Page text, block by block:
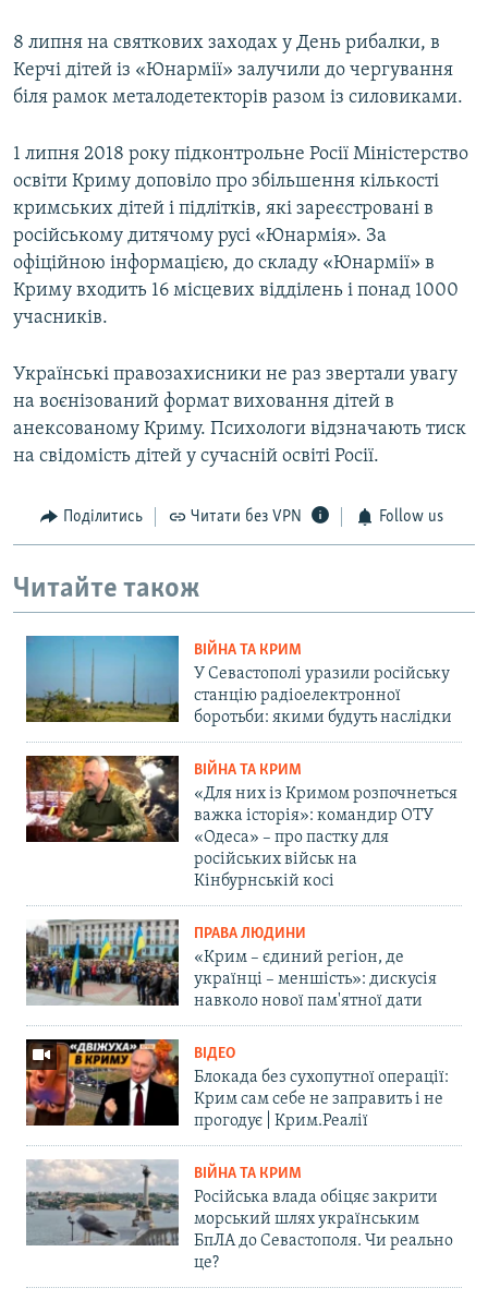
8 липня на святкових заходах у День рибалки, в
Керчі дітей із «Юнармії» залучили до чергування
біля рамок металодетекторів разом із силовиками.
1 липня 2018 року підконтрольне Росії Міністерство
освіти Криму доповіло про збільшення кількості
кримських дітей і підлітків, які зареєстровані в
російському дитячому русі «Юнармія». За
офіційною інформацією, до складу «Юнармії» в
Криму входить 16 місцевих відділень і понад 1000
учасників.
Українські правозахисники не раз звертали увагу
на воєнізований формат виховання дітей в
анексованому Криму. Психологи відзначають тиск
на свідомість дітей у сучасній освіті Росії.
Поділитись Читати без VPN Follow us
Читайте також
ВІЙНА ТА КРИМ
У Севастополі уразили російську
станцію радіоелектронної
боротьби: якими будуть наслідки
ВІЙНА ТА КРИМ
«Для них із Кримом розпочнеться
важка історія»: командир ОТУ
«Одеса» – про пастку для
російських військ на
Кінбурнській косі
ПРАВА ЛЮДИНИ
«Крим – єдиний регіон, де
українці – меншість»: дискусія
навколо нової пам'ятної дати
ВІДЕО
Блокада без сухопутної операції:
Крим сам себе не заправить і не
прогодує | Крим.Реалії
ВІЙНА ТА КРИМ
Російська влада обіцяє закрити
морський шлях українським
БпЛА до Севастополя. Чи реально
це?